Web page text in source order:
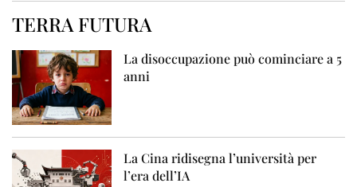
TERRA FUTURA
La disoccupazione può cominciare a 5
anni
La Cina ridisegna l’università per
l’era dell’IA